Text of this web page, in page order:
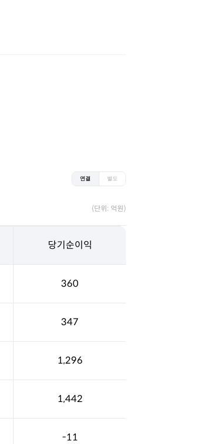
연결 별도
(단위: 억원)
당기순이익
360
347
1,296
1,442
-11